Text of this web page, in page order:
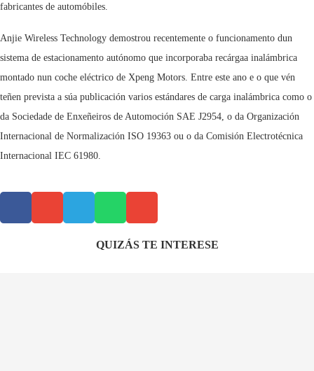
fabricantes de automóbiles.
Anjie Wireless Technology demostrou recentemente o funcionamento dun
sistema de estacionamento autónomo que incorporaba recárgaa inalámbrica
montado nun coche eléctrico de Xpeng Motors. Entre este ano e o que vén
teñen prevista a súa publicación varios estándares de carga inalámbrica como o
da Sociedade de Enxeñeiros de Automoción SAE J2954, o da Organización
Internacional de Normalización ISO 19363 ou o da Comisión Electrotécnica
Internacional IEC 61980.
QUIZÁS TE INTERESE